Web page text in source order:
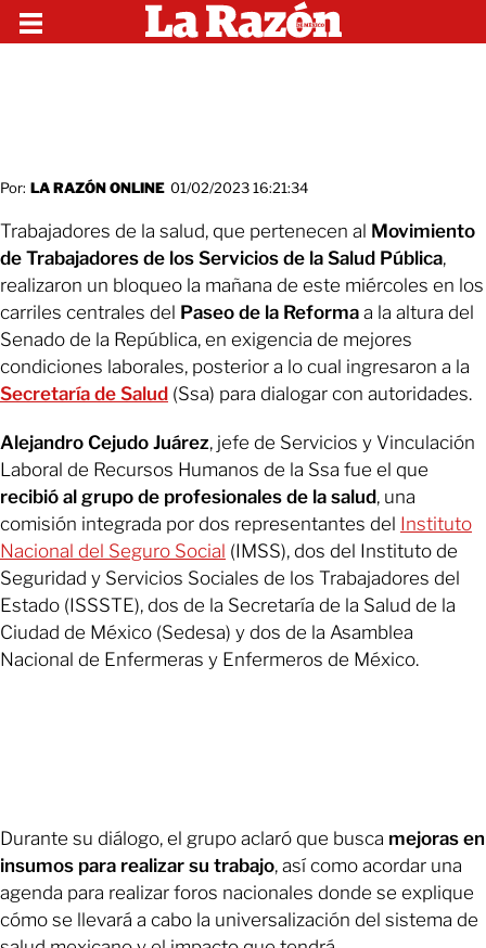
Por: LA RAZÓN ONLINE 01/02/2023 16:21:34
Trabajadores de la salud, que pertenecen al Movimiento
de Trabajadores de los Servicios de la Salud Pública,
realizaron un bloqueo la mañana de este miércoles en los
carriles centrales del Paseo de la Reforma a la altura del
Senado de la República, en exigencia de mejores
condiciones laborales, posterior a lo cual ingresaron a la
Secretaría de Salud (Ssa) para dialogar con autoridades.
Alejandro Cejudo Juárez, jefe de Servicios y Vinculación
Laboral de Recursos Humanos de la Ssa fue el que
recibió al grupo de profesionales de la salud, una
comisión integrada por dos representantes del Instituto
Nacional del Seguro Social (IMSS), dos del Instituto de
Seguridad y Servicios Sociales de los Trabajadores del
Estado (ISSSTE), dos de la Secretaría de la Salud de la
Ciudad de México (Sedesa) y dos de la Asamblea
Nacional de Enfermeras y Enfermeros de México.
Durante su diálogo, el grupo aclaró que busca mejoras en
insumos para realizar su trabajo, así como acordar una
agenda para realizar foros nacionales donde se explique
cómo se llevará a cabo la universalización del sistema de